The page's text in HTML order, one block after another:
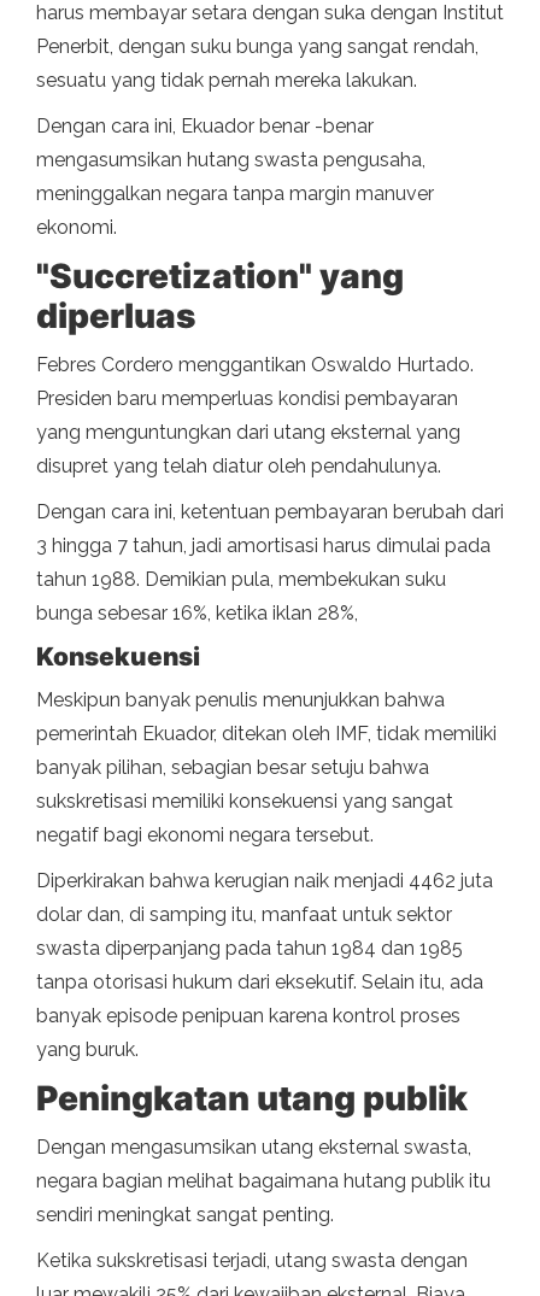
harus membayar setara dengan suka dengan Institut
Penerbit, dengan suku bunga yang sangat rendah,
sesuatu yang tidak pernah mereka lakukan.
Dengan cara ini, Ekuador benar -benar
mengasumsikan hutang swasta pengusaha,
meninggalkan negara tanpa margin manuver
ekonomi.
"Succretization" yang
diperluas
Febres Cordero menggantikan Oswaldo Hurtado.
Presiden baru memperluas kondisi pembayaran
yang menguntungkan dari utang eksternal yang
disupret yang telah diatur oleh pendahulunya.
Dengan cara ini, ketentuan pembayaran berubah dari
3 hingga 7 tahun, jadi amortisasi harus dimulai pada
tahun 1988. Demikian pula, membekukan suku
bunga sebesar 16%, ketika iklan 28%,
Konsekuensi
Meskipun banyak penulis menunjukkan bahwa
pemerintah Ekuador, ditekan oleh IMF, tidak memiliki
banyak pilihan, sebagian besar setuju bahwa
sukskretisasi memiliki konsekuensi yang sangat
negatif bagi ekonomi negara tersebut.
Diperkirakan bahwa kerugian naik menjadi 4462 juta
dolar dan, di samping itu, manfaat untuk sektor
swasta diperpanjang pada tahun 1984 dan 1985
tanpa otorisasi hukum dari eksekutif. Selain itu, ada
banyak episode penipuan karena kontrol proses
yang buruk.
Peningkatan utang publik
Dengan mengasumsikan utang eksternal swasta,
negara bagian melihat bagaimana hutang publik itu
sendiri meningkat sangat penting.
Ketika sukskretisasi terjadi, utang swasta dengan